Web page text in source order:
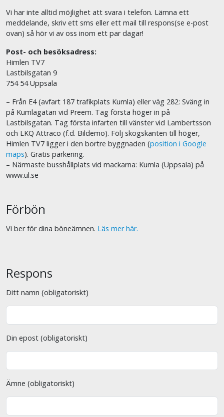
Vi har inte alltid möjlighet att svara i telefon. Lämna ett
meddelande, skriv ett sms eller ett mail till respons(se e-post
ovan) så hör vi av oss inom ett par dagar!
Post- och besöksadress:
Himlen TV7
Lastbilsgatan 9
754 54 Uppsala
– Från E4 (avfart 187 trafikplats Kumla) eller väg 282: Sväng in
på Kumlagatan vid Preem. Tag första höger in på
Lastbilsgatan. Tag första infarten till vänster vid Lambertsson
och LKQ Attraco (f.d. Bildemo). Följ skogskanten till höger,
Himlen TV7 ligger i den bortre byggnaden (position i Google
maps). Gratis parkering.
– Närmaste busshållplats vid mackarna: Kumla (Uppsala) på
www.ul.se
Förbön
Vi ber för dina böneämnen. Läs mer här.
Respons
Ditt namn (obligatoriskt)
Din epost (obligatoriskt)
Ämne (obligatoriskt)